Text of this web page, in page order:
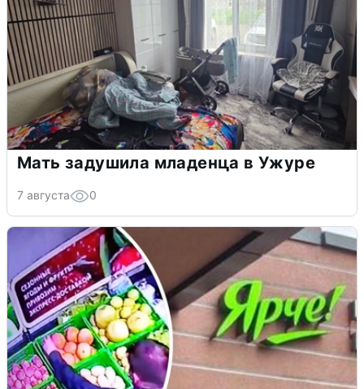
Мать задушила младенца в Ужуре
7 августа 0